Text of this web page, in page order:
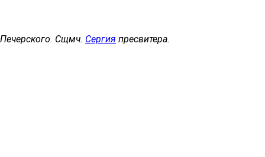
Сщмч. Сергия пресвитера.